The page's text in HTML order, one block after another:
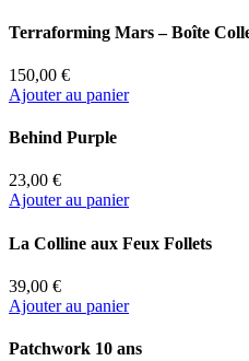
Terraforming Mars – Boîte
150,00 €
Ajouter au panier
Behind Purple
23,00 €
Ajouter au panier
La Colline aux Feux Follets
39,00 €
Ajouter au panier
Patchwork 10 ans